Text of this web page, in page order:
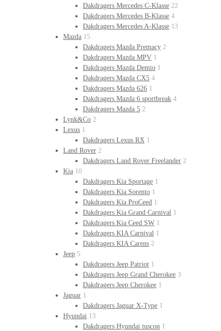
Dakdragers Mercedes C-Klasse 22
Dakdragers Mercedes B-Klasse 4
Dakdragers Mercedes A-Klasse 13
Mazda 15
Dakdragers Mazda Premacy 2
Dakdragers Mazda MPV 1
Dakdragers Mazda Demio 1
Dakdragers Mazda CX5 4
Dakdragers Mazda 626 1
Dakdragers Mazda 6 sportbreak 4
Dakdragers Mazda 5 2
Lynk&Co 2
Lexus 1
Dakdragers Lexus RX 1
Land Rover 2
Dakdragers Land Rover Freelander 2
Kia 10
Dakdragers Kia Sportage 1
Dakdragers Kia Sorento 1
Dakdragers Kia ProCeed 1
Dakdragers Kia Grand Carnival 1
Dakdragers Kia Ceed SW 1
Dakdragers KIA Carnival 1
Dakdragers KIA Carens 2
Jeep 5
Dakdragers Jeep Patriot 1
Dakdragers Jeep Grand Cherokee 3
Dakdragers Jeep Cherokee 1
Jaguar 1
Dakdragers Jaguar X-Type 1
Hyundai 13
Dakdragers Hyundai tuscon 1